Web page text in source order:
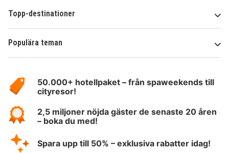
Topp-destinationer
Populära teman
HotelSpecials50.000+ hotellpaket – från spaweekends till
cityresor!
2,5 miljoner nöjda gäster de senaste 20 åren
– boka du med!
Spara upp till 50% – exklusiva rabatter idag!